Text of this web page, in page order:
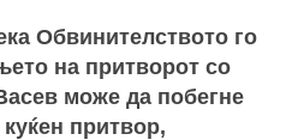
Обвинителството го
на притворот со
може да побегне
притвор,